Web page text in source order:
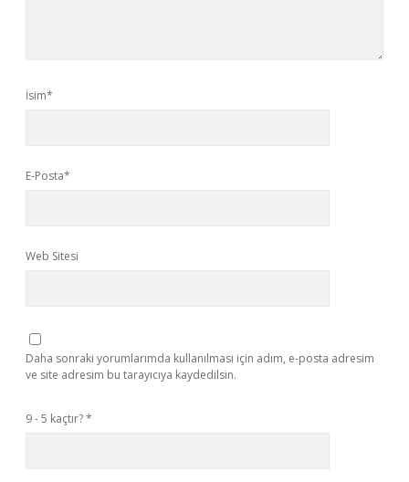
İsim*
E-Posta*
Web Sitesi
Daha sonraki yorumlarımda kullanılması için adım, e-posta adresim
ve site adresim bu tarayıcıya kaydedilsin.
9 - 5 kaçtır?*